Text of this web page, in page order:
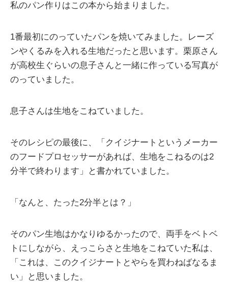
私のパン作りはこの本から始まりました。
1番最初にのっていたパンを焼いてみました。レーズ
ンやくるみを入れる生地だったと思います。栗原さん
が高校生ぐらいの息子さんと一緒に作っている写真が
のっていました。
息子さんは生地をこねていました。
そのレシピの最後に、「クイジナートというメーカー
のフードプロセッサーがあれば、生地をこねるのは2
分半で終わります」と書かれていました。
「なんと、たった2分半とは？」
そのパン生地はかなりゆるかったので、両手をベトベ
トにしながら、えっこらさと生地をこねていた私は、
「これは、このクイジナートとやらを買わねばなるま
い」と思いました。